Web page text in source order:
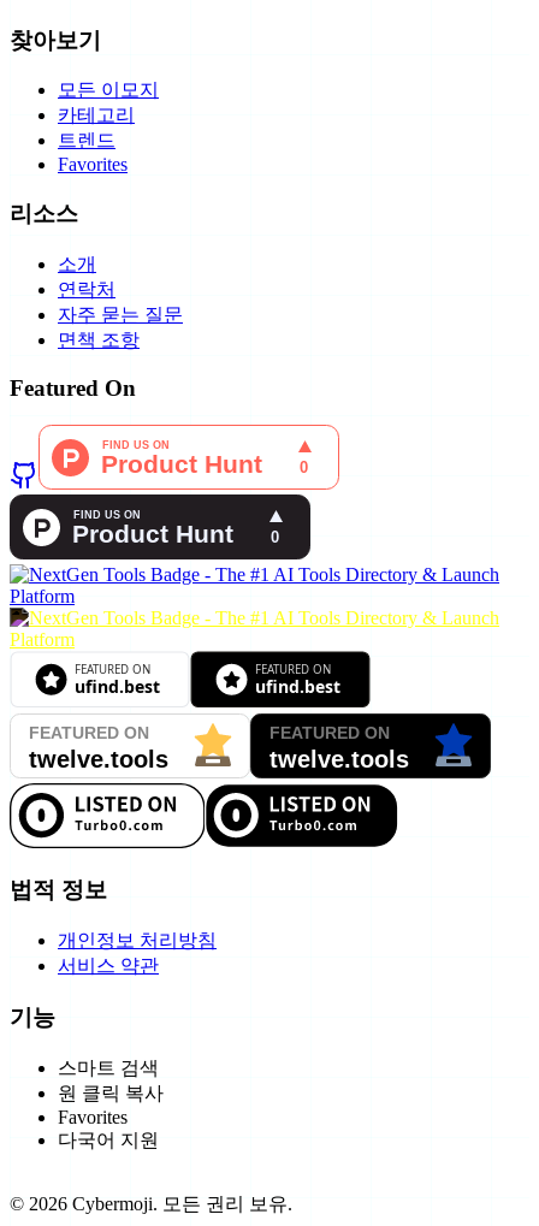
찾아보기
모든 이모지
카테고리
트렌드
Favorites
리소스
소개
연락처
자주 묻는 질문
면책 조항
Featured On
법적 정보
개인정보 처리방침
서비스 약관
기능
스마트 검색
원 클릭 복사
Favorites
다국어 지원
© 2026 Cybermoji. 모든 권리 보유.